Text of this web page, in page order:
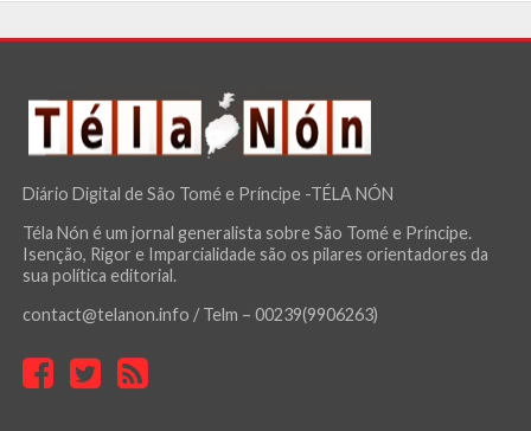
Diário Digital de São Tomé e Príncipe -TÉLA NÓN
Téla Nón é um jornal generalista sobre São Tomé e Príncipe.
Isenção, Rigor e Imparcialidade são os pilares orientadores da
sua política editorial.
contact@telanon.info / Telm – 00239(9906263)